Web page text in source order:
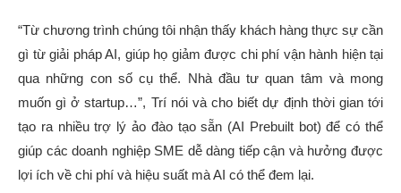
“Từ chương trình chúng tôi nhận thấy khách hàng thực sự cần
gì từ giải pháp AI, giúp họ giảm được chi phí vận hành hiện tại
qua những con số cụ thể. Nhà đầu tư quan tâm và mong
muốn gì ở startup…”, Trí nói và cho biết dự định thời gian tới
tạo ra nhiều trợ lý ảo đào tạo sẵn (AI Prebuilt bot) để có thể
giúp các doanh nghiệp SME dễ dàng tiếp cận và hưởng được
lợi ích về chi phí và hiệu suất mà AI có thể đem lại.